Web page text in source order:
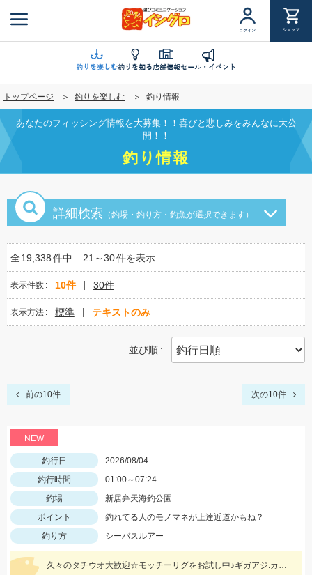
ン
に
移
動
ログイン ショップ
釣りを楽しむ釣りを知る店舗情報セール・イベント
トップページ 釣りを楽しむ 釣り情報
あなたのフィッシング情報を大募集！！喜びと悲しみをみんなに大公
開！！
釣り情報
詳細検索 （釣場・釣り方・釣魚が選択できます）
全19,338件中 21～30件を表示
表示件数 10件 30件
表示方法 標準 テキストのみ
並び順
前の10件 次の10件
NEW
釣行日
2026/08/04
釣行時間
01:00～07:24
釣場
新居弁天海釣公園
ポイント
釣れてる人のモノマネが上達近道かもね？
釣り方
シーバスルアー
久々のタチウオ大歓迎☆モッチーリグをお試し中♪ギガアジ.カマスどこじゃ？